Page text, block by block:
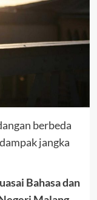
berbeda
jangka
Bahasa dan